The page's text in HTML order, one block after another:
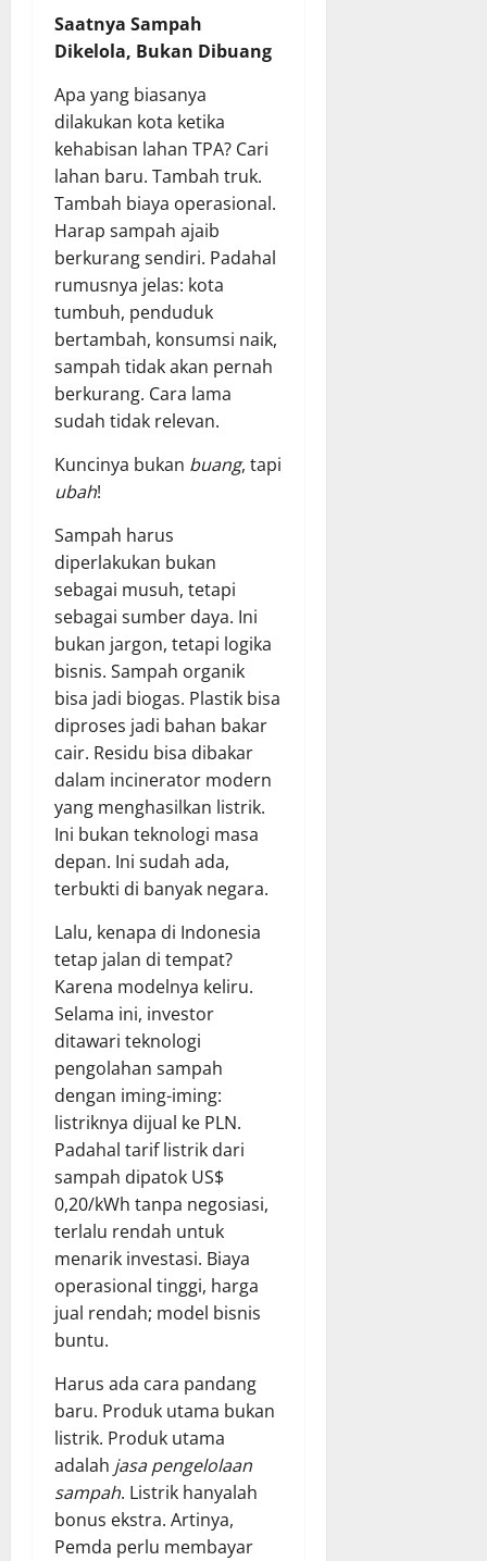
Saatnya Sampah
Dikelola, Bukan Dibuang
Apa yang biasanya
dilakukan kota ketika
kehabisan lahan TPA? Cari
lahan baru. Tambah truk.
Tambah biaya operasional.
Harap sampah ajaib
berkurang sendiri. Padahal
rumusnya jelas: kota
tumbuh, penduduk
bertambah, konsumsi naik,
sampah tidak akan pernah
berkurang. Cara lama
sudah tidak relevan.
Kuncinya bukan buang, tapi
ubah!
Sampah harus
diperlakukan bukan
sebagai musuh, tetapi
sebagai sumber daya. Ini
bukan jargon, tetapi logika
bisnis. Sampah organik
bisa jadi biogas. Plastik bisa
diproses jadi bahan bakar
cair. Residu bisa dibakar
dalam incinerator modern
yang menghasilkan listrik.
Ini bukan teknologi masa
depan. Ini sudah ada,
terbukti di banyak negara.
Lalu, kenapa di Indonesia
tetap jalan di tempat?
Karena modelnya keliru.
Selama ini, investor
ditawari teknologi
pengolahan sampah
dengan iming-iming:
listriknya dijual ke PLN.
Padahal tarif listrik dari
sampah dipatok US$
0,20/kWh tanpa negosiasi,
terlalu rendah untuk
menarik investasi. Biaya
operasional tinggi, harga
jual rendah; model bisnis
buntu.
Harus ada cara pandang
baru. Produk utama bukan
listrik. Produk utama
adalah jasa pengelolaan
sampah. Listrik hanyalah
bonus ekstra. Artinya,
Pemda perlu membayar